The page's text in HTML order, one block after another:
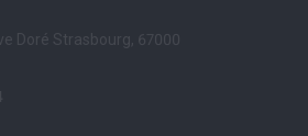
Doré Strasbourg, 67000